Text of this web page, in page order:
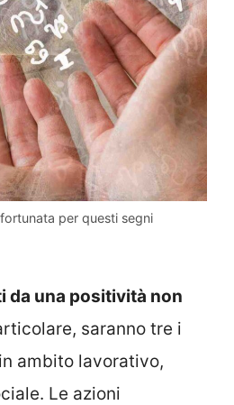
per questi segni
da una positività non
saranno tre i
ambito lavorativo,
Le azioni